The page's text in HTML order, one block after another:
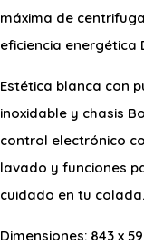
máxima de
eficiencia energética
Estética blanca con
inoxidable y chasis
control electrónico
lavado y funciones
cuidado en tu colada.
Dimensiones: 843 x